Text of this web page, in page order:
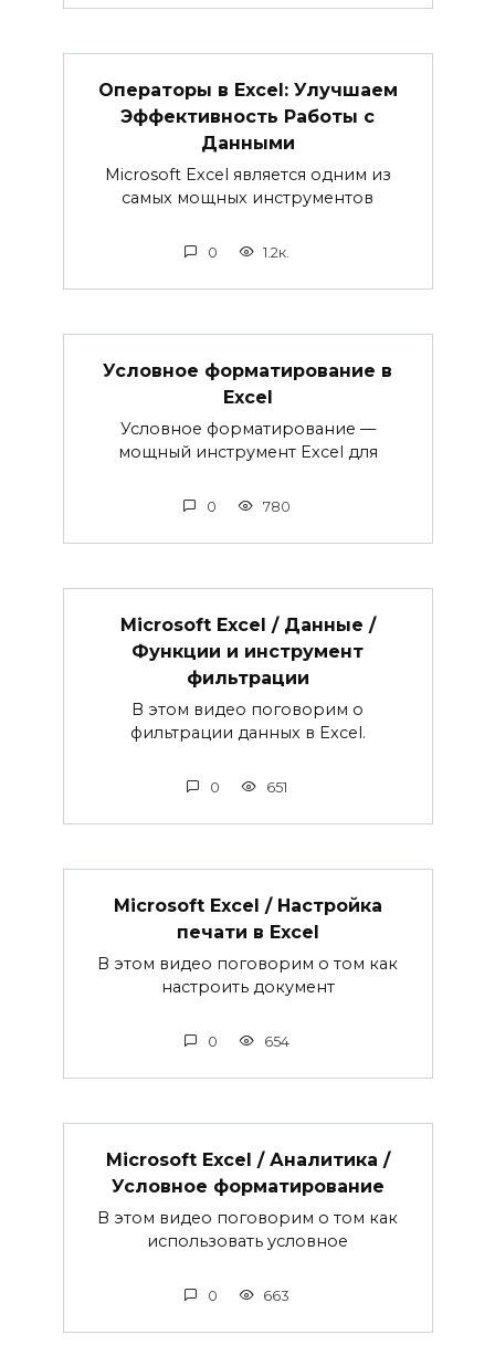
Операторы в Excel: Улучшаем
Эффективность Работы с
Данными
Microsoft Excel является одним из
самых мощных инструментов
0 1.2к.
Условное форматирование в
Excel
Условное форматирование —
мощный инструмент Excel для
0 780
Microsoft Excel / Данные /
Функции и инструмент
фильтрации
В этом видео поговорим о
фильтрации данных в Excel.
0 651
Microsoft Excel / Настройка
печати в Excel
В этом видео поговорим о том как
настроить документ
0 654
Microsoft Excel / Аналитика /
Условное форматирование
В этом видео поговорим о том как
использовать условное
0 663